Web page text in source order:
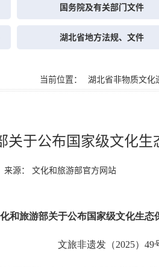
国务院及有关部门文件
湖北省地方法规、文件
当前位置： 湖北省非物质文化
关于公布国家级文化生
来源： 文化和旅游部官方网站
和旅游部关于公布国家级文化生态
文旅非遗发（2025）49